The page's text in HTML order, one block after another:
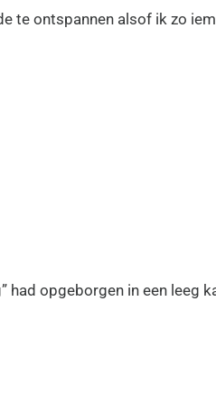
te ontspannen alsof ik zo
had opgeborgen in een leeg